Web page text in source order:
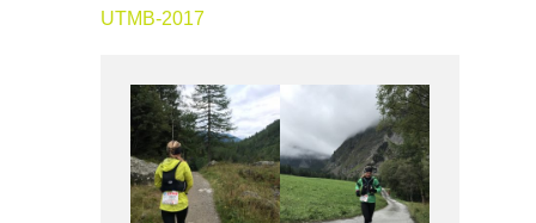
UTMB-2017